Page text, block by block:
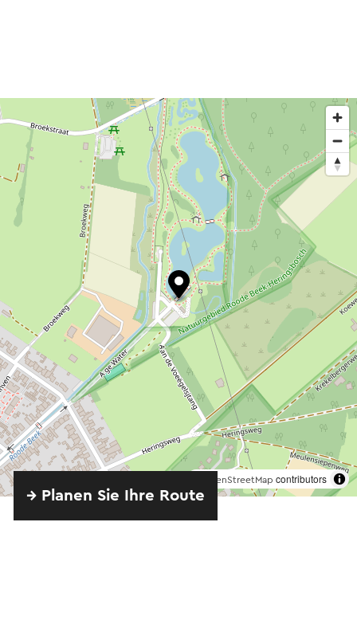
OpenStreetMap contributors
→ Planen Sie Ihre Route